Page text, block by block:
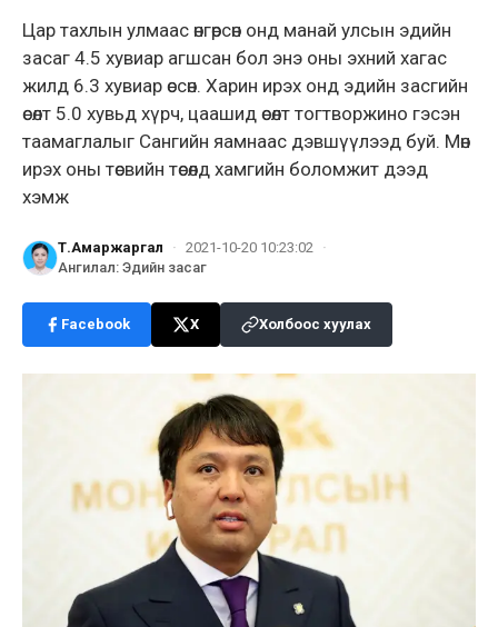
Цар тахлын улмаас өнгөрсөн онд манай улсын эдийн
засаг 4.5 хувиар агшсан бол энэ оны эхний хагас
жилд 6.3 хувиар өссөн. Харин ирэх онд эдийн засгийн
өсөлт 5.0 хувьд хүрч, цаашид өсөлт тогтворжино гэсэн
таамаглалыг Сангийн яамнаас дэвшүүлээд буй. Мөн
ирэх оны төсвийн төсөлд хамгийн боломжит дээд
хэмж
Т.Амаржаргал · 2021-10-20 10:23:02
·
Ангилал: Эдийн засаг
Facebook X Холбоос хуулах